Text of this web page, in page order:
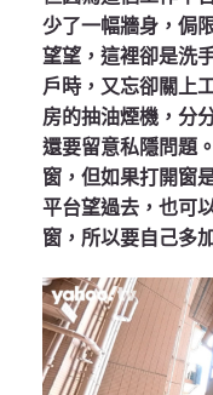
少了一幅牆身，侷
望望，這裡卻是洗
戶時，又忘卻關上
房的抽油煙機，分
還要留意私隱問題
窗，但如果打開窗
平台望過去，也可
窗，所以要自己多